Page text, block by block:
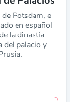
Potsdam, el
en español
la dinastía
del palacio y